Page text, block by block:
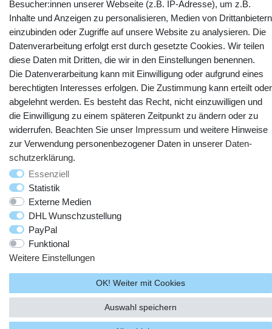
YouTube Facebook Instagram
© Copyright 2025 webtotrade GmbH. Alle Rechte vorbehalten.
Besucher:innen unserer Webseite (z.B. IP-Adresse), um z.B.
Inhalte und Anzeigen zu personalisieren, Medien von Drittanbietern
einzubinden oder Zugriffe auf unsere Website zu analysieren. Die
Datenverarbeitung erfolgt erst durch gesetzte Cookies. Wir teilen
diese Daten mit Dritten, die wir in den Einstellungen benennen.
Die Datenverarbeitung kann mit Einwilligung oder aufgrund eines
berechtigten Interesses erfolgen. Die Zustimmung kann erteilt oder
abgelehnt werden. Es besteht das Recht, nicht einzuwilligen und
die Einwilligung zu einem späteren Zeitpunkt zu ändern oder zu
widerrufen. Beachten Sie unser Impressum und weitere Hinweise
zur Verwendung personenbezogener Daten in unserer Daten­
schutz­erklärung.
Essenziell
Statistik
Externe Medien
DHL Wunschzustellung
PayPal
Funktional
Weitere Einstellungen
OK! Weiter mit Cookies
Auswahl speichern